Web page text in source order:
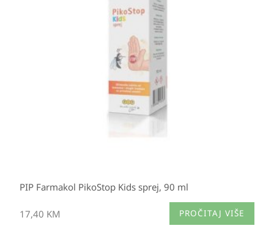
PIP Farmakol PikoStop Kids sprej, 90 ml
17,40 KM PROČITAJ VIŠE